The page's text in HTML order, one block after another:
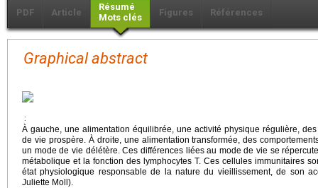
PDF Article
Résumé
Mots clés
Figures Références
Graphical abstract
:
À gauche, une alimentation équilibrée, une activité physique régulière,
de vie prospère. À droite, une alimentation transformée, des
un mode de vie délétère. Ces différences liées au mode de vie se
métabolique et la fonction des lymphocytes T. Ces cellules immunitaires
état physiologique responsable de la nature du vieillissement, de son
Juliette Moll).